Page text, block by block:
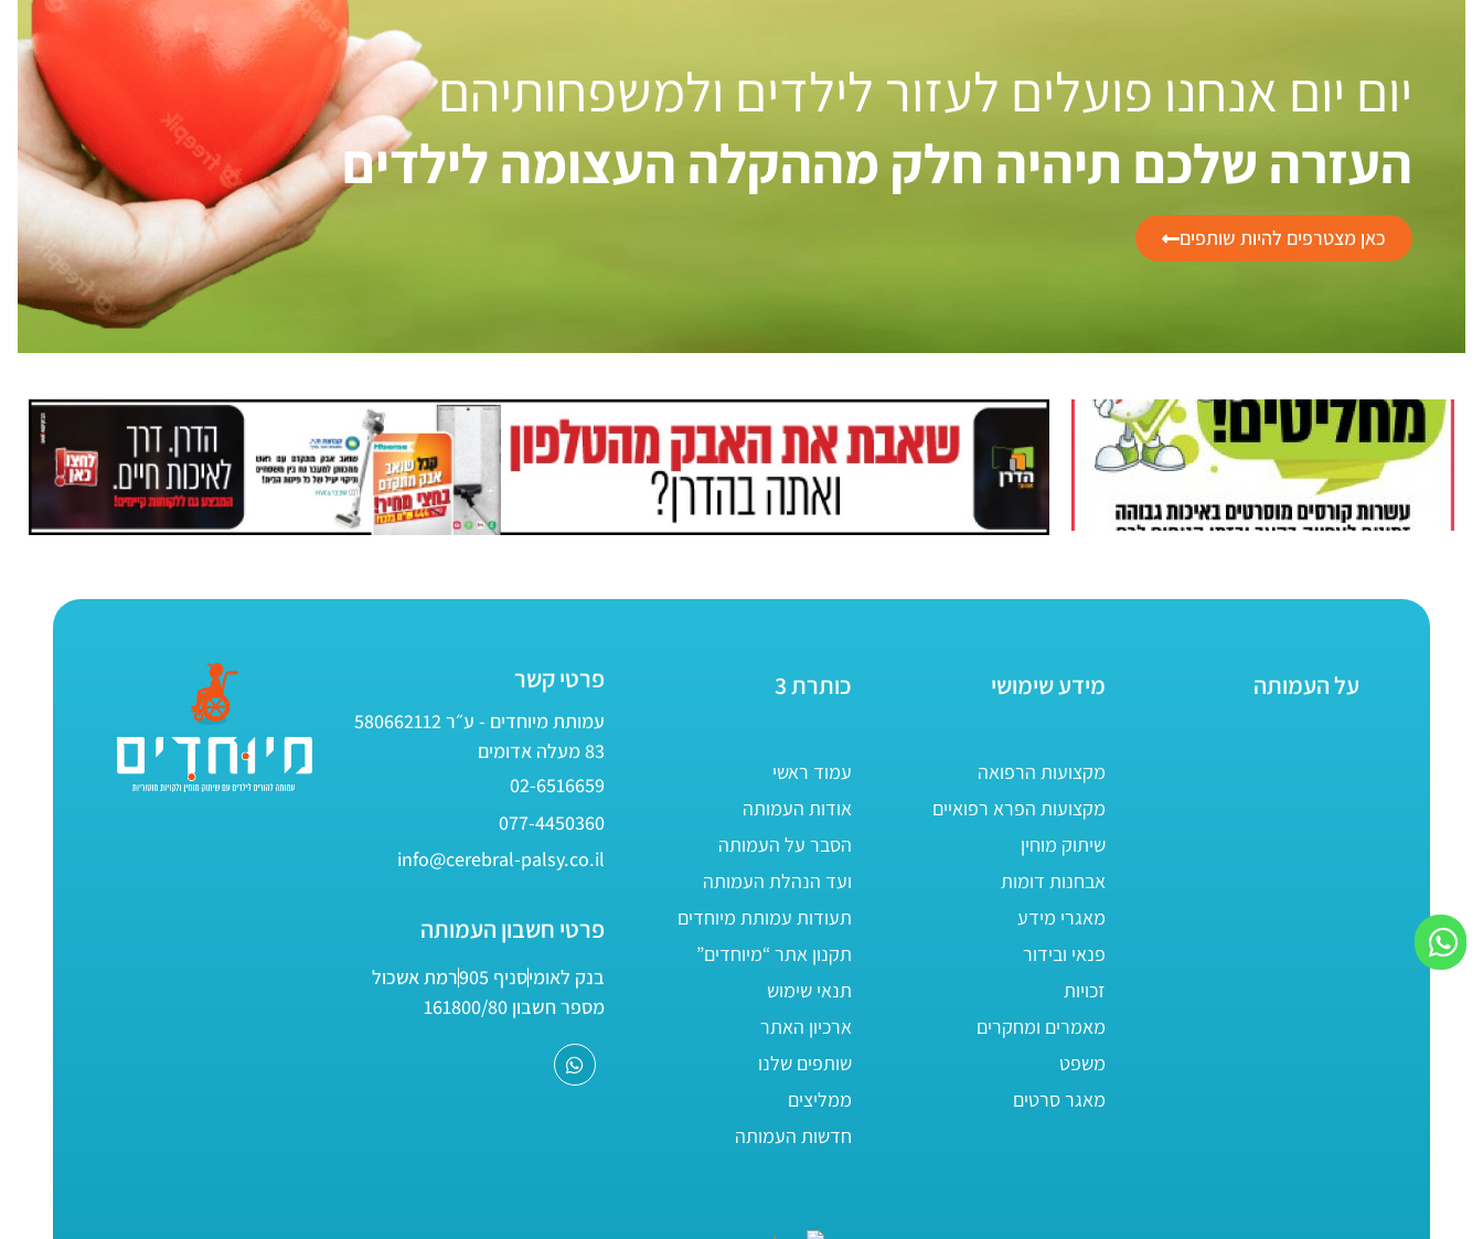
יום יום אנחנו פועלים לעזור לילדים ולמשפחותיהם
העזרה שלכם תיהיה חלק מההקלה העצומה לילדים
כאן מצטרפים להיות שותפים
על העמותה מידע שימושי
מקצועות הרפואה
מקצועות הפרא רפואיים
שיתוק מוחין
אבחנות דומות
מאגרי מידע
פנאי ובידור
זכויות
מאמרים ומחקרים
משפט
מאגר סרטים
כותרת 3
עמוד ראשי
אודות העמותה
הסבר על העמותה
ועד הנהלת העמותה
תעודות עמותת מיוחדים
תקנון אתר “מיוחדים”
תנאי שימוש
ארכיון האתר
שותפים שלנו
ממליצים
חדשות העמותה
פרטי קשר
עמותת מיוחדים - ע״ר 580662112
83 מעלה אדומים
02-6516659
077-4450360
info@cerebral-palsy.co.il
פרטי חשבון העמותה
בנק לאומיסניף 905
רמת אשכול
מספר חשבון 161800/80